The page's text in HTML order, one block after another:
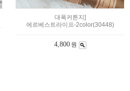
대폭커튼지]
에르베스트라이프-2color(30448)
4,800 원